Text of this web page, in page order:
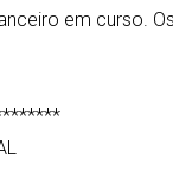
em curso.